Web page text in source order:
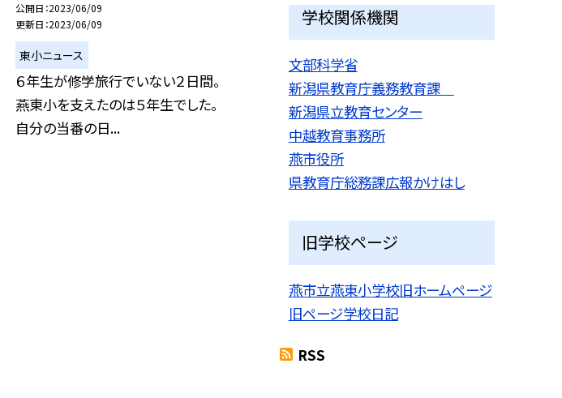
公開日 2023/06/09
更新日 2023/06/09
東小ニュース
６年生が修学旅行でいない２日間。
燕東小を支えたのは５年生でした。
自分の当番の日...
学校関係機関
文部科学省
新潟県教育庁義務教育課
新潟県立教育センター
中越教育事務所
燕市役所
県教育庁総務課広報かけはし
旧学校ページ
燕市立燕東小学校旧ホームページ
旧ページ学校日記
RSS